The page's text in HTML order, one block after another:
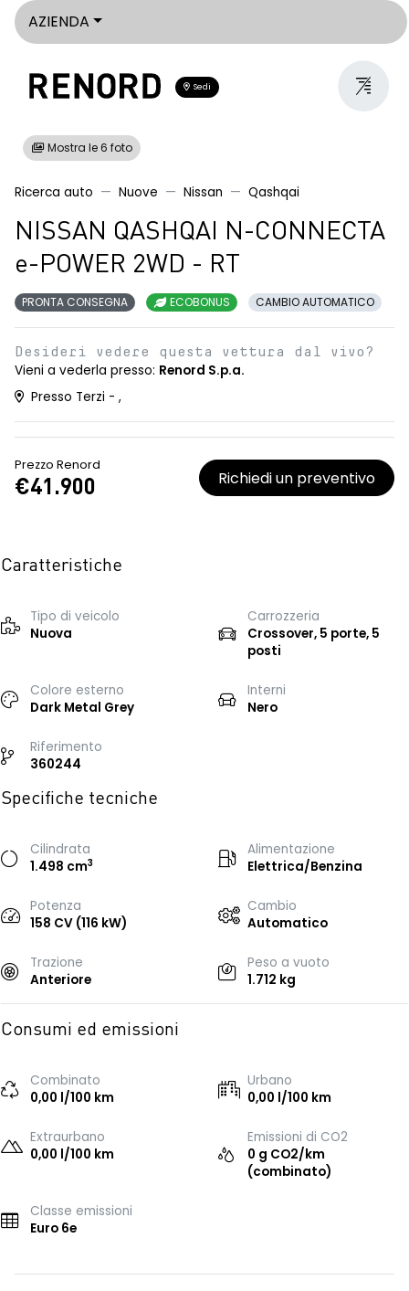
AZIENDA
Sedi
Mostra le 6 foto
Ricerca auto Nuove Nissan Qashqai
NISSAN QASHQAI N-CONNECTA
e-POWER 2WD - RT
PRONTA CONSEGNA ECOBONUS CAMBIO AUTOMATICO
Desideri vedere questa vettura dal vivo?
Vieni a vederla presso: Renord S.p.a.
Presso Terzi - ,
Prezzo Renord
€41.900 Richiedi un preventivo
Caratteristiche
Tipo di veicolo
Nuova
Carrozzeria
Crossover, 5 porte, 5
posti
Colore esterno
Dark Metal Grey
Interni
Nero
Riferimento
360244
Specifiche tecniche
Cilindrata
1.498 cm3
Alimentazione
Elettrica/Benzina
Potenza
158 CV (116 kW)
Cambio
Automatico
Trazione
Anteriore
Peso a vuoto
1.712 kg
Consumi ed emissioni
Combinato
0,00 l/100 km
Urbano
0,00 l/100 km
Extraurbano
0,00 l/100 km
Emissioni di CO2
0 g CO2/km
(combinato)
Classe emissioni
Euro 6e